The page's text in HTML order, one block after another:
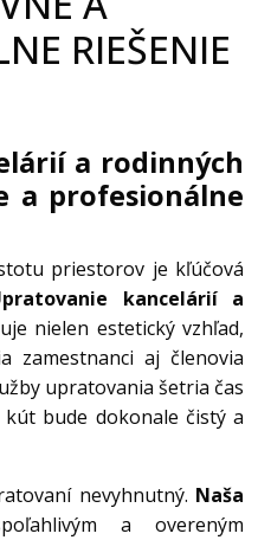
RIEŠENIE
a rodinných
a profesionálne
priestorov je kľúčová
kancelárií a
nielen estetický vzhľad,
zamestnanci aj členovia
upratovania šetria čas
bude dokonale čistý a
nevyhnutný. Naša
a overeným